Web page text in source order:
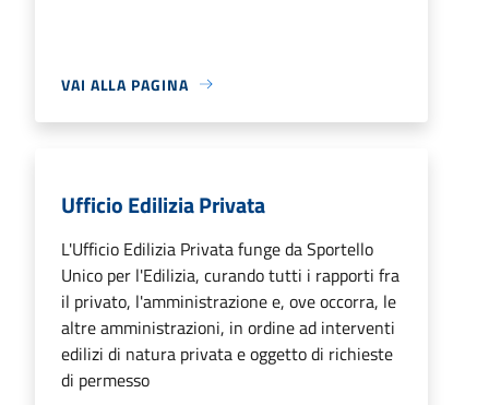
VAI ALLA PAGINA
Ufficio Edilizia Privata
L'Ufficio Edilizia Privata funge da Sportello
Unico per l'Edilizia, curando tutti i rapporti fra
il privato, l'amministrazione e, ove occorra, le
altre amministrazioni, in ordine ad interventi
edilizi di natura privata e oggetto di richieste
di permesso